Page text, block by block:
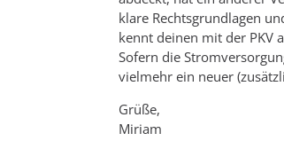
klare Rechtsgrundlagen
kennt deinen mit der PKV
Sofern die
vielmehr ein neuer
Grüße,
Miriam